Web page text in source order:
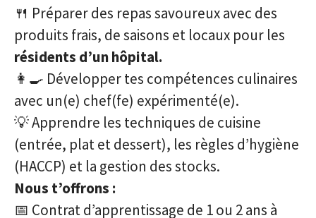
🍴 Préparer des repas savoureux avec des
produits frais, de saisons et locaux pour les
résidents d’un hôpital.
👩‍🍳 Développer tes compétences culinaires
avec un(e) chef(fe) expérimenté(e).
💡 Apprendre les techniques de cuisine
(entrée, plat et dessert), les règles d’hygiène
(HACCP) et la gestion des stocks.
Nous t’offrons :
📅 Contrat d’apprentissage de 1 ou 2 ans à